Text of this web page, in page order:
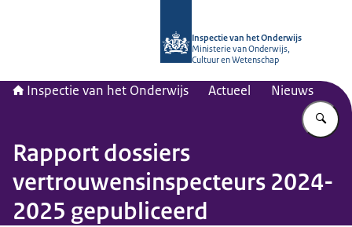
Inspectie van het Onderwijs
Ministerie van Onderwijs,
Cultuur en Wetenschap
Inspectie van het Onderwijs Actueel Nieuws
Rapport dossiers
vertrouwensinspecteurs 2024-
2025 gepubliceerd